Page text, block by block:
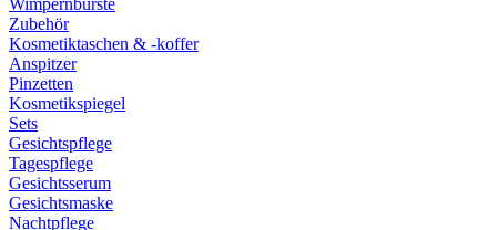
Wimpernbürste
Zubehör
Kosmetiktaschen & -koffer
Anspitzer
Pinzetten
Kosmetikspiegel
Sets
Gesichtspflege
Tagespflege
Gesichtsserum
Gesichtsmaske
Nachtpflege